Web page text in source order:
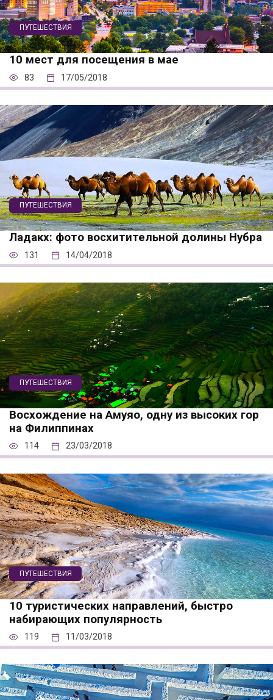
ПУТЕШЕСТВИЯ
10 мест для посещения в мае
83 17/05/2018
ПУТЕШЕСТВИЯ
Ладакх: фото восхитительной долины Нубра
131 14/04/2018
ПУТЕШЕСТВИЯ
Восхождение на Амуяо, одну из высоких гор
на Филиппинах
114 23/03/2018
ПУТЕШЕСТВИЯ
10 туристических направлений, быстро
набирающих популярность
119 11/03/2018